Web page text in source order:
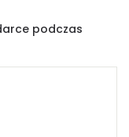
podczas